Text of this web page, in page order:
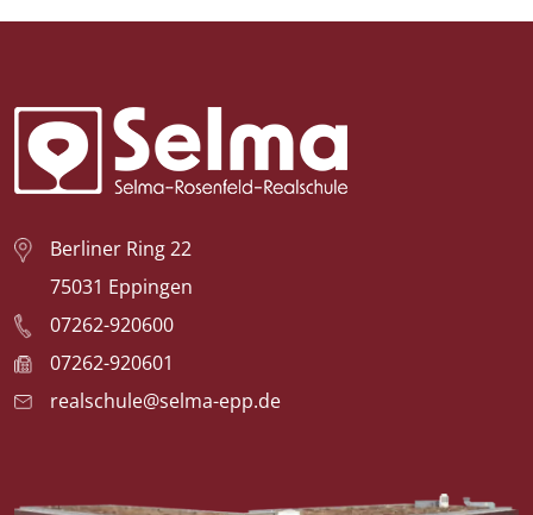
Berliner Ring 22
75031 Eppingen
07262-920600
07262-920601
realschule@selma-epp.de